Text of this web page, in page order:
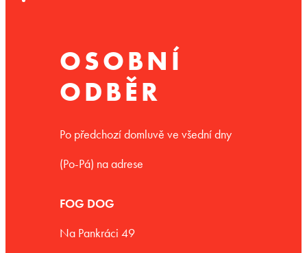
OSOBNÍ
ODBĚR
Po předchozí domluvě ve všední dny
(Po-Pá) na adrese
FOG DOG
Na Pankráci 49